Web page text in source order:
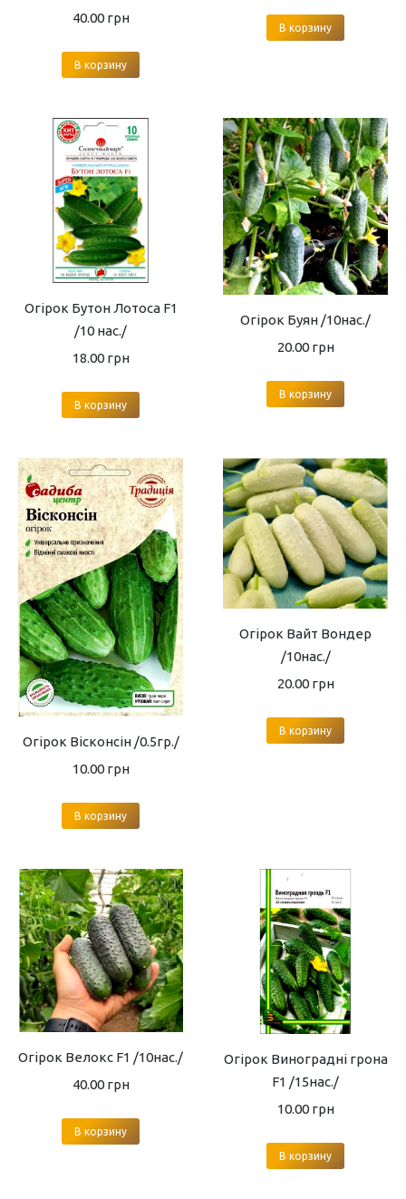
40.00 грн
В корзину
В корзину
Огірок Бутон Лотоса F1
/10 нас./
18.00 грн
В корзину
Огірок Буян /10нас./
20.00 грн
В корзину
Огірок Вісконсін /0.5гр./
10.00 грн
В корзину
Огірок Вайт Вондер
/10нас./
20.00 грн
В корзину
Огірок Велокс F1 /10нас./
40.00 грн
В корзину
Огірок Виноградні грона
F1 /15нас./
10.00 грн
В корзину